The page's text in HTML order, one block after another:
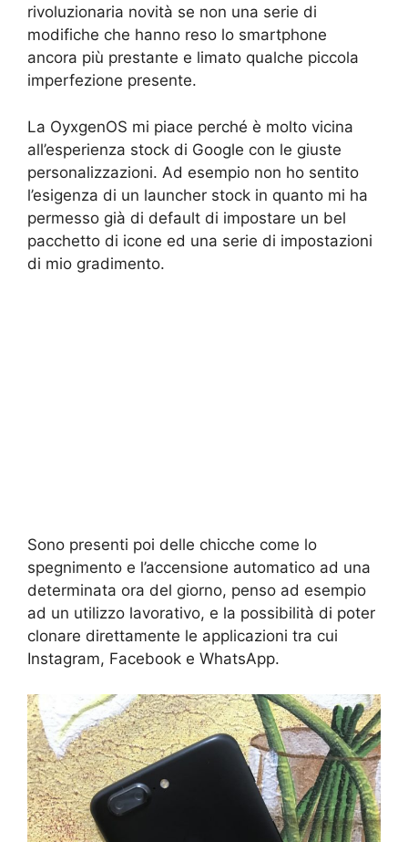
rivoluzionaria novità se non una serie di
modifiche che hanno reso lo smartphone
ancora più prestante e limato qualche piccola
imperfezione presente.
La OyxgenOS mi piace perché è molto vicina
all’esperienza stock di Google con le giuste
personalizzazioni. Ad esempio non ho sentito
l’esigenza di un launcher stock in quanto mi ha
permesso già di default di impostare un bel
pacchetto di icone ed una serie di impostazioni
di mio gradimento.
Sono presenti poi delle chicche come lo
spegnimento e l’accensione automatico ad una
determinata ora del giorno, penso ad esempio
ad un utilizzo lavorativo, e la possibilità di poter
clonare direttamente le applicazioni tra cui
Instagram, Facebook e WhatsApp.